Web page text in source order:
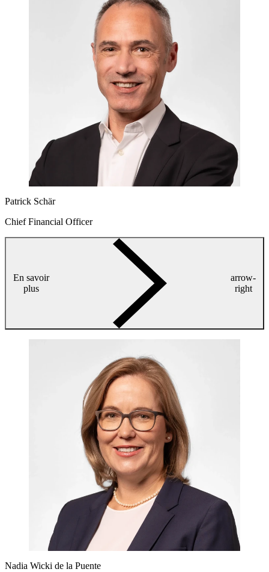
Patrick Schär
Chief Financial Officer
En savoir
plus
arrow-
right
Nadia Wicki de la Puente